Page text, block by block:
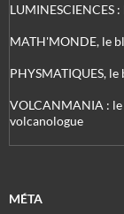
LUMINESCIENCES
MATH'MONDE, le
PHYSMATIQUES,
VOLCANMANIA : le
volcanologue
MÉTA